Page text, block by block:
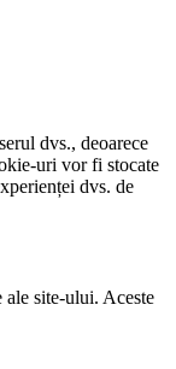
dvs., deoarece
uri vor fi stocate
dvs. de
ale site-ului. Aceste